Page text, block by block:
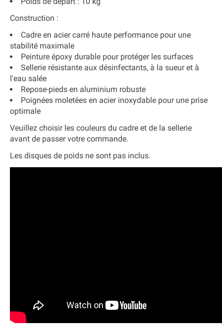
Construction :
Cadre en acier carré haute performance pour une
stabilité maximale
Peinture époxy durable pour protéger les surfaces
Sellerie résistante aux désinfectants, à la sueur et à
l'eau salée
Repose-pieds en aluminium robuste
Poignées moletées en acier inoxydable pour une prise
optimale
Veuillez choisir les couleurs du cadre et de la sellerie
avant de passer votre commande.
Les disques de poids ne sont pas inclus.